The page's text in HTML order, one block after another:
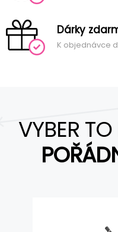
Dárky
K objednávce
VYBER